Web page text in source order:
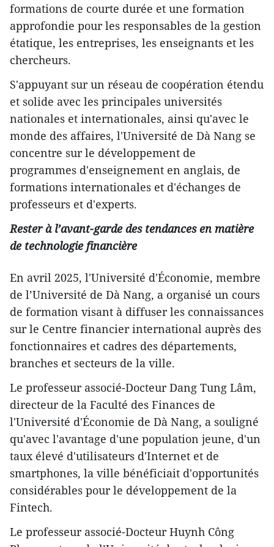
formations de courte durée et une formation
approfondie pour les responsables de la gestion
étatique, les entreprises, les enseignants et les
chercheurs.
S'appuyant sur un réseau de coopération étendu
et solide avec les principales universités
nationales et internationales, ainsi qu'avec le
monde des affaires, l'Université de Dà Nang se
concentre sur le développement de
programmes d'enseignement en anglais, de
formations internationales et d'échanges de
professeurs et d'experts.
Rester à l’avant-garde des tendances en matière
de technologie financière
En avril 2025, l'Université d'Économie, membre
de l’Université de Dà Nang, a organisé un cours
de formation visant à diffuser les connaissances
sur le Centre financier international auprès des
fonctionnaires et cadres des départements,
branches et secteurs de la ville.
Le professeur associé-Docteur Dang Tung Lâm,
directeur de la Faculté des Finances de
l'Université d'Économie de Dà Nang, a souligné
qu'avec l'avantage d'une population jeune, d'un
taux élevé d'utilisateurs d'Internet et de
smartphones, la ville bénéficiait d'opportunités
considérables pour le développement de la
Fintech.
Le professeur associé-Docteur Huynh Công